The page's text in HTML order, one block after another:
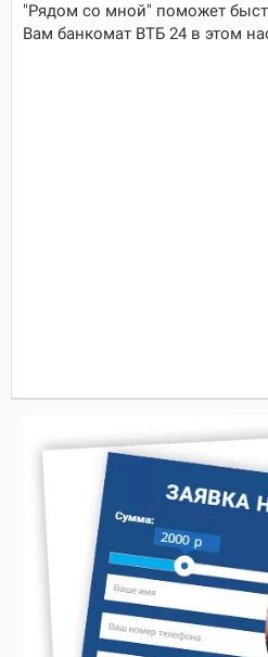
"Рядом со мной" поможет
Вам банкомат ВТБ 24 в этом